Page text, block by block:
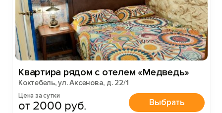
Квартира рядом с отелем «Медведь»
Коктебель, ул. Аксенова, д. 22/1
Цена за сутки
от 2000 руб. Выбрать